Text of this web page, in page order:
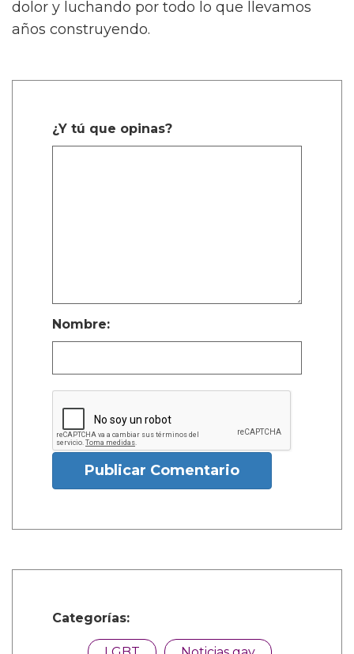
dolor y luchando por todo lo que llevamos
años construyendo.
¿Y tú que opinas?
Nombre:
Publicar Comentario
Categorías: